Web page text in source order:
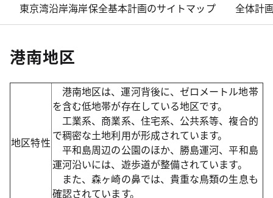
東京湾沿岸海岸保全基本計画のサイトマップ 全体計
港南地区
地区特性
港南地区は、運河背後に、ゼロメートル地帯
を含む低地帯が存在している地区です。
工業系、商業系、住宅系、公共系等、複合的
で稠密な土地利用が形成されています。
平和島周辺の公園のほか、勝島運河、平和島
運河沿いには、遊歩道が整備されています。
また、森ヶ崎の鼻では、貴重な鳥類の生息も
確認されています。